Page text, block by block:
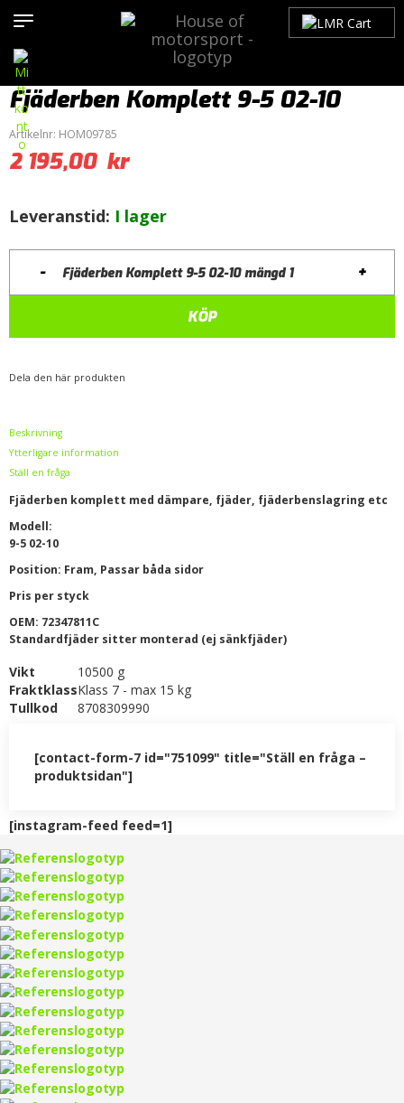
Bilmärken>Saab>9-5 9-5 (1998-2010)>
Framvagn
> Fjäderben Komplett 9-5 02-10
Fjäderben Komplett 9-5 02-10
Artikelnr: HOM09785
2 195,00 kr
Leveranstid: I lager
- Fjäderben Komplett 9-5 02-10 mängd +
KÖP
Dela den här produkten
Beskrivning
Ytterligare information
Ställ en fråga
Fjäderben komplett med dämpare, fjäder, fjäderbenslagring etc
Modell:
9-5 02-10
Position: Fram, Passar båda sidor
Pris per styck
OEM: 72347811C
Standardfjäder sitter monterad (ej sänkfjäder)
Vikt
10500 g
FraktklassKlass 7 - max 15 kg
Tullkod
8708309990
[contact-form-7 id="751099" title="Ställ en fråga –
produktsidan"]
[instagram-feed feed=1]